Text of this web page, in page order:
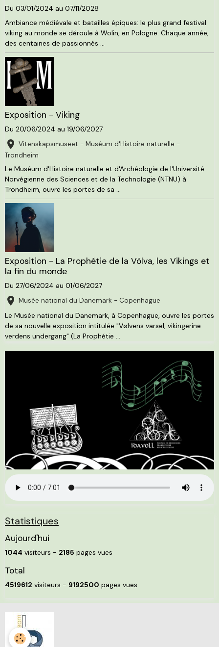
Du 03/01/2024 au 07/11/2028
Ambiance médiévale et batailles épiques: le plus grand festival
viking au monde se déroule à Wolin, en Pologne. Chaque année,
des centaines de passionnés ...
Exposition - Viking
Du 20/06/2024 au 19/06/2027
Vitenskapsmuseet - Muséum d'Histoire naturelle -
Trondheim
Le Muséum d'Histoire naturelle et d'Archéologie de l'Université
Norvégienne des Sciences et de la Technologie (NTNU) à
Trondheim, ouvre les portes de sa ...
Exposition - La Prophétie de la Völva, les Vikings et
la fin du monde
Du 27/06/2024 au 01/06/2027
Musée national du Danemark - Copenhague
Le Musée national du Danemark, à Copenhague, ouvre les portes
de sa nouvelle exposition intitulée "Vølvens varsel, vikingerine
verdens undergang" (La Prophétie ...
Statistiques
Aujourd'hui
1044 visiteurs - 2185 pages vues
Total
4519612 visiteurs - 9192500 pages vues